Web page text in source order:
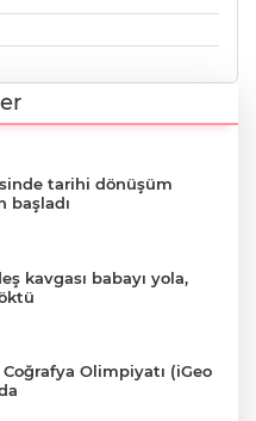
tarihi dönüşüm
başladı
kavgası babayı yola,
Coğrafya Olimpiyatı (iGeo